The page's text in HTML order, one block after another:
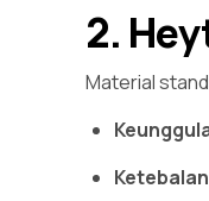
2.
Material